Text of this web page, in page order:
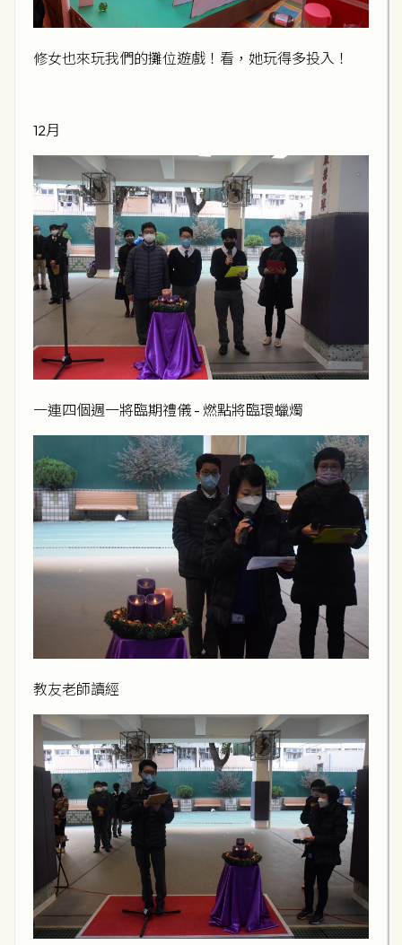
修女也來玩我們的攤位遊戲！看，她玩得多投入！
12月
一連四個週一將臨期禮儀 - 燃點將臨環蠟燭
教友老師讀經